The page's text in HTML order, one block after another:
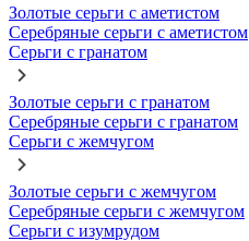
Золотые серьги с аметистом
Серебряные серьги с аметистом
Серьги с гранатом
Золотые серьги с гранатом
Серебряные серьги с гранатом
Серьги с жемчугом
Золотые серьги с жемчугом
Серебряные серьги с жемчугом
Серьги с изумрудом